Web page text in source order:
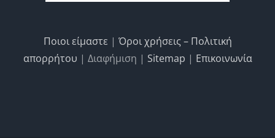
Ποιοι είμαστε | Όροι χρήσεις – Πολιτική
απορρήτου | Διαφήμιση | Sitemap | Επικοινωνία